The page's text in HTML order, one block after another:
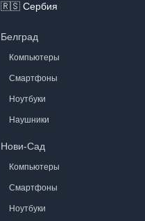
🇷🇸 Сербия
Белград
Компьютеры
Смартфоны
Ноутбуки
Наушники
Нови-Сад
Компьютеры
Смартфоны
Ноутбуки